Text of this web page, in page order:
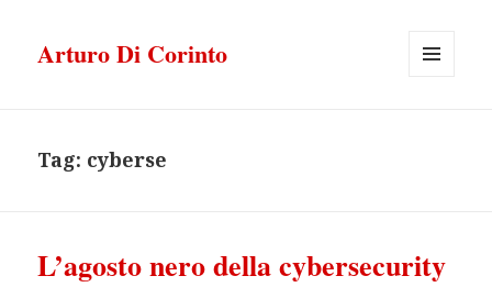
Arturo Di Corinto
Tag: cyberse
L’agosto nero della cybersecurity